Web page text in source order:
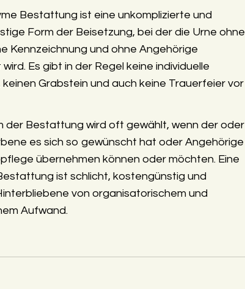
Bestattung ist eine unkomplizierte und
Form der Beisetzung, bei der die Urne ohne
Kennzeichnung und ohne Angehörige
Es gibt in der Regel keine individuelle
keinen Grabstein und auch keine Trauerfeier vor
der Bestattung wird oft gewählt, wenn der oder
es sich so gewünscht hat oder Angehörige
übernehmen können oder möchten. Eine
ist schlicht, kostengünstig und
von organisatorischem und
Aufwand.